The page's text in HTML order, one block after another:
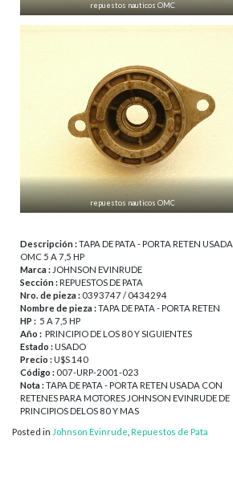
repuestos nauticos OMC
repuestos nauticos OMC
Descripción :TAPA DE PATA - PORTA RETEN USADA
OMC 5 A 7,5 HP
Marca : JOHNSON EVINRUDE
Sección :REPUESTOS DE PATA
Nro. de pieza : 0393747 / 0434294
Nombre de pieza :TAPA DE PATA - PORTA RETEN
HP : 5 A 7,5 HP
Año : PRINCIPIO DE LOS 80 Y SIGUIENTES
Estado :USADO
Precio :U$S 140
Código : 007-URP-2001-023
Nota :TAPA DE PATA - PORTA RETEN USADA CON
RETENES PARA MOTORES JOHNSON EVINRUDE DE
PRINCIPIOS DELOS 80 Y MAS
Posted in Johnson Evinrude Repuestos de Pata